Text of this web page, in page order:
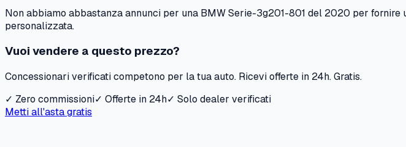
Non abbiamo abbastanza annunci per una BMWSerie-3g201-801 del 2020 per fornire
personalizzata.
Vuoi vendere a questo prezzo?
Concessionari verificati competono per la tua auto. Ricevi offerte in 24h. Gratis.
✓ Zero commissioni✓ Offerte in 24h✓ Solo dealer verificati
Metti all'asta gratis